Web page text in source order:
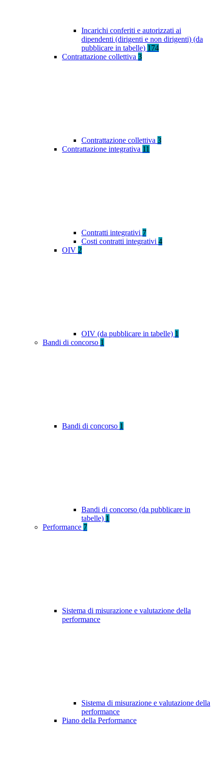
Incarichi conferiti e autorizzati ai
dipendenti (dirigenti e non dirigenti) (da
pubblicare in tabelle) 174
Contrattazione collettiva 3
Contrattazione collettiva 3
Contrattazione integrativa 11
Contratti integrativi 7
Costi contratti integrativi 4
OIV 2
OIV (da pubblicare in tabelle) 1
Bandi di concorso 1
Bandi di concorso 1
Bandi di concorso (da pubblicare in
tabelle) 1
Performance 7
Sistema di misurazione e valutazione della
performance
Sistema di misurazione e valutazione della
performance
Piano della Performance